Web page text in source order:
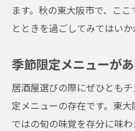
ます。秋の東大阪市で、こ
とときを過ごしてみてはいか
季節限定メニューが
居酒屋選びの際にぜひとも
定メニューの存在です。東
ではの旬の味覚を存分に味